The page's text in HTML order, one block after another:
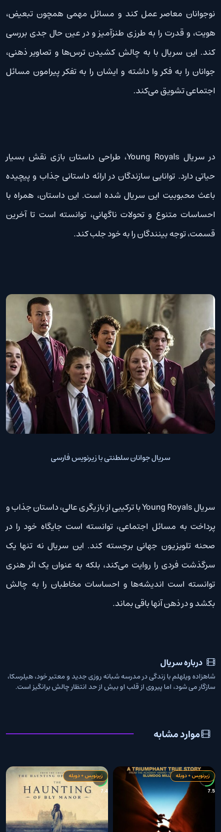
نوجوانان معاصر عمل کند و مسائل مهمی همچون تبعیض،
هویت، و قدرت را به طرزی طنزآمیز و در عین حال جدی بررسی
کند. این سریال با به چالش کشیدن ترس‌ها و تصاویر ذهنی،
جوانان را به فکر وا داشته و ایشان را به تفکر پیرامون مسائل
اجتماعی تشویق می‌کند.
در سریال Young Royals، طراحی داستان بازی نقش بسیار
حیاتی دارد. توانایی سازندگان در ارائه داستانی جذاب و پیچیده
باعث محبوبیت این سریال شده است. این داستان، همراه با
احساسات متنوع و تحولات ناگهانی، توانسته است تا آخرین
قسمت، توجه بینندگان را به خود جلب کند.
سریال جوانان سلطنتی با زیرنویس فارسی
سریال Young Royals با ترکیبی از بازیگری عالی، داستان جذاب و
پرداخت به مسائل اجتماعی، توانسته است جایگاه خود را در
صحنه تلویزیون جهانی برجسته کند. این سریال نه تنها یک
سرگذشت فردی را روایت می‌کند، بلکه به عنوان یک اثر هنری
توانسته است اندیشه‌ها و احساسات مخاطبان را به چالش
بکشد و در ذهن آنها باقی بماند.
درباره سریال
شاهزاده ویلهلم با زندگی در مدرسه شبانه روزی جدید و معتبر خود، هیلرسکا،
سازگار می شود، اما پیروی از قلب او بیش از حد انتظار چالش برانگیز است.
موارد مشابه
7.5
زیرنویس + دوبله
7.4
زیرنویس + دوبله